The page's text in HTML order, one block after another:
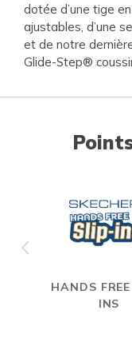
dotée d’une tige
ajustables, d’une
et de notre
Glide-Step®
HANDS
INS